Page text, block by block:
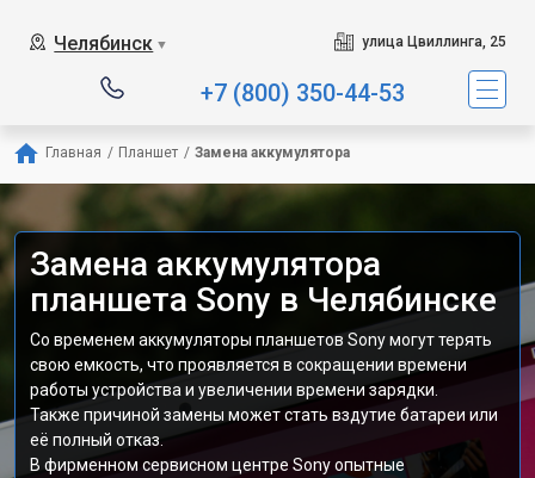
Челябинск ▼ улица Цвиллинга, 25
+7 (800) 350-44-53
Главная / Планшет / Замена аккумулятора
Замена аккумулятора
планшета Sony в Челябинске
Со временем аккумуляторы планшетов Sony могут терять
свою емкость, что проявляется в сокращении времени
работы устройства и увеличении времени зарядки.
Также причиной замены может стать вздутие батареи или
её полный отказ.
В фирменном сервисном центре Sony опытные